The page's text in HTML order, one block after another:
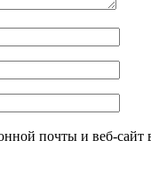
почты и веб-сайт